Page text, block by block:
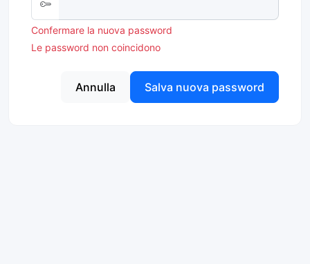
Confermare la nuova password
Le password non coincidono
Annulla